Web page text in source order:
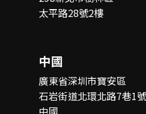
太平路28號2樓
中國
廣東省深圳市寶安區
石岩街道北環北路7巷1
中國